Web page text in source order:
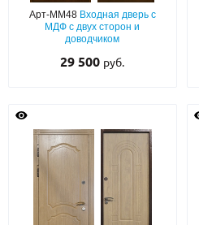
Арт-ММ48 Входная дверь с
МДФ с двух сторон и
доводчиком
29 500 руб.